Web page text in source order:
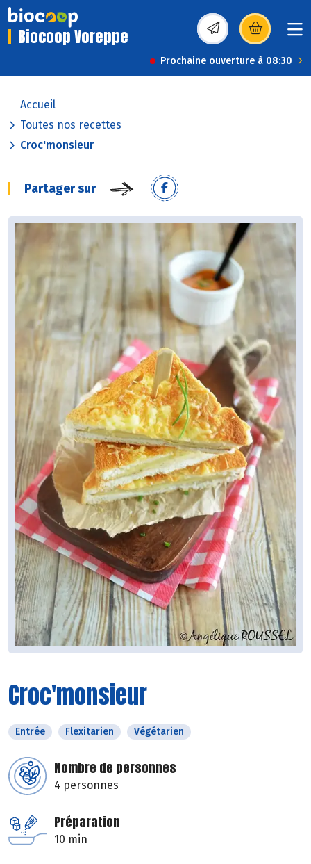
Biocoop Voreppe (s’ouvre dans une
Prochaine ouverture à 08:30
Accueil
Toutes nos recettes
Croc'monsieur
Partager sur
Croc'monsieur
Entrée Flexitarien Végétarien
Nombre de personnes
4 personnes
Préparation
10 min